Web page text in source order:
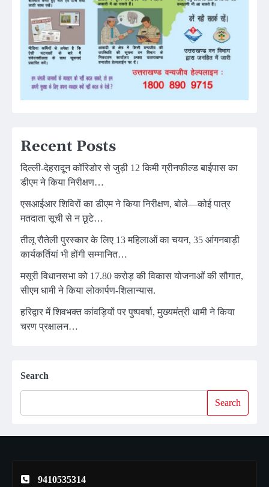
Recent Posts
दिल्ली-देहरादून कॉरिडोर से जुड़ी 12 किमी ग्रीनफील्ड बाईपास का
डीएम ने किया निरीक्षण…
एसआईआर शिविरों का डीएम ने किया निरीक्षण, बोले—कोई पात्र
मतदाता सूची से न छूटे…
तीलू रौतेली पुरस्कार के लिए 13 महिलाओं का चयन, 35 आंगनबाड़ी
कार्यकर्तियां भी होंगी सम्मानित…
मसूरी विधानसभा को 17.80 करोड़ की विकास योजनाओं की सौगात,
सीएम धामी ने किया लोकार्पण-शिलान्यास.
हरिद्वार में शिवभक्त कांवड़ियों पर पुष्पवर्षा, मुख्यमंत्री धामी ने किया
चरण प्रक्षालन…
Search
Search
9410535314